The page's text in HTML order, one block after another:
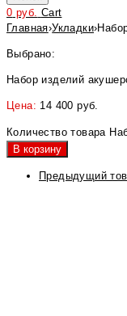
0 руб. Cart
Главная›Укладки›
Выбрано:
Набор изделий
Цена: 14 400 руб.
Количество товара
В корзину
Предыдущий